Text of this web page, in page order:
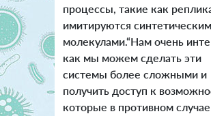
процессы, такие как
имитируются
молекулами.“Нам очень
как мы можем сделать эти
системы более сложными и
получить доступ к
которые в противном